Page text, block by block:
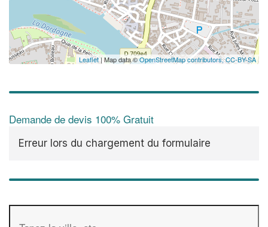
Leaflet| Map data ©OpenStreetMap contributors,CC-BY-SA
Demande de devis 100% Gratuit
Erreur lors du chargement du formulaire